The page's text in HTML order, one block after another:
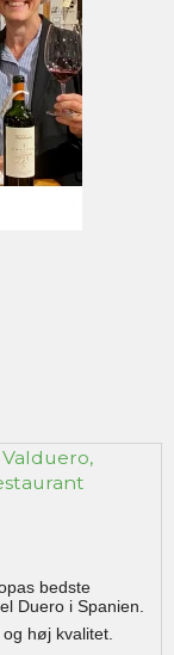
bedste
Duero i Spanien.
høj kvalitet.